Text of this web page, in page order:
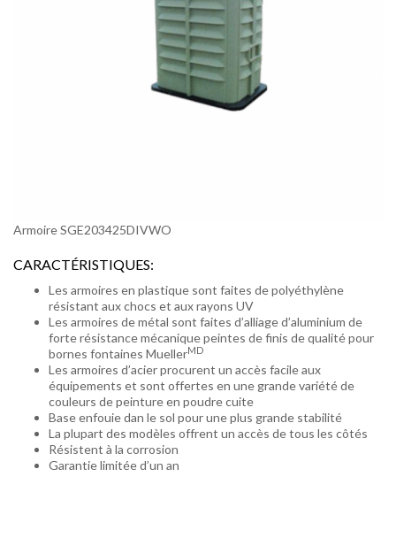
Armoire SGE203425DIVWO
CARACTÉRISTIQUES:
Les armoires en plastique sont faites de polyéthylène
résistant aux chocs et aux rayons UV
Les armoires de métal sont faites d’alliage d’aluminium de
forte résistance mécanique peintes de finis de qualité pour
bornes fontaines MuellerMD
Les armoires d’acier procurent un accès facile aux
équipements et sont offertes en une grande variété de
couleurs de peinture en poudre cuite
Base enfouie dan le sol pour une plus grande stabilité
La plupart des modèles offrent un accès de tous les côtés
Résistent à la corrosion
Garantie limitée d’un an